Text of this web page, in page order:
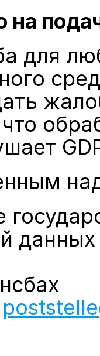
на
для
что
данных